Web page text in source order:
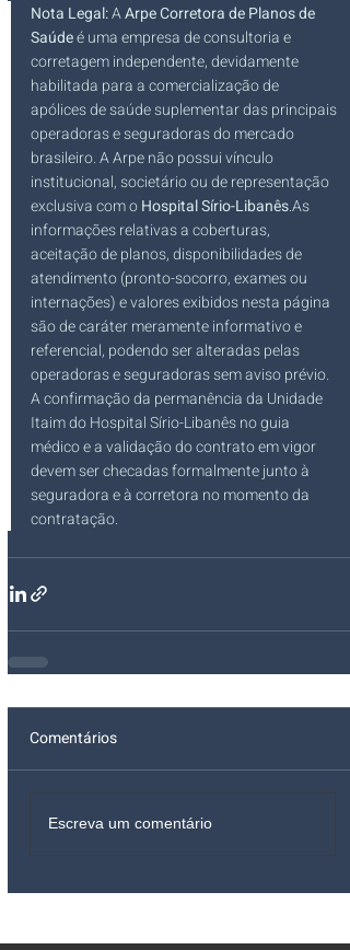
Nota Legal: A Arpe Corretora de Planos de
Saúde é uma empresa de consultoria e
corretagem independente, devidamente
habilitada para a comercialização de
apólices de saúde suplementar das principais
operadoras e seguradoras do mercado
brasileiro. A Arpe não possui vínculo
institucional, societário ou de representação
exclusiva com o Hospital Sírio-Libanês.As
informações relativas a coberturas,
aceitação de planos, disponibilidades de
atendimento (pronto-socorro, exames ou
internações) e valores exibidos nesta página
são de caráter meramente informativo e
referencial, podendo ser alteradas pelas
operadoras e seguradoras sem aviso prévio.
A confirmação da permanência da Unidade
Itaim do Hospital Sírio-Libanês no guia
médico e a validação do contrato em vigor
devem ser checadas formalmente junto à
seguradora e à corretora no momento da
contratação.
Comentários
Escreva um comentário